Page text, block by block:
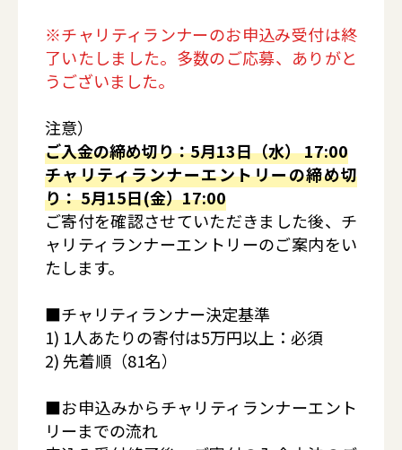
※チャリティランナーのお申込み受付は終
了いたしました。多数のご応募、ありがと
うございました。
注意）
ご入金の締め切り：5月13日（水） 17:00
チャリティランナーエントリーの締め切
り： 5月15日(金）17:00
ご寄付を確認させていただきました後、チ
ャリティランナーエントリーのご案内をい
たします。
■チャリティランナー決定基準
1) 1人あたりの寄付は5万円以上：必須
2) 先着順（81名）
■お申込みからチャリティランナーエント
リーまでの流れ